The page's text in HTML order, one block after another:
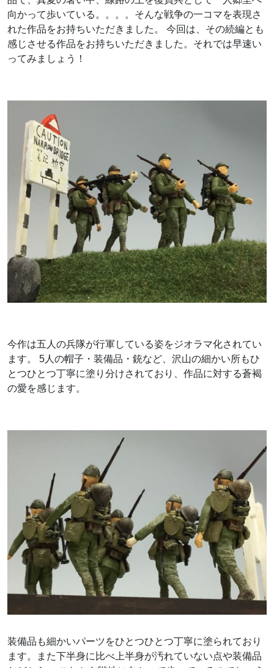
向かって歩いている。。。。そんな戦争の一コマを表現さ
れた作品をお持ちいただきました。 今回は、その続編とも
感じさせる作品をお持ちいただきました。それでは早速い
ってみましょう！
今作は五人の兵隊が行軍している姿をジオラマ化されてい
ます。 5人の帽子・装備品・銃など、沢山の細かい所もひ
とつひとつ丁寧に塗り分けされており、作品に対する蒼褐
の愛を感じます。
装備品も細かいパーツをひとつひとつ丁寧に塗られており
ます。また下半身に比べ上半身が汚れていない点や装備品